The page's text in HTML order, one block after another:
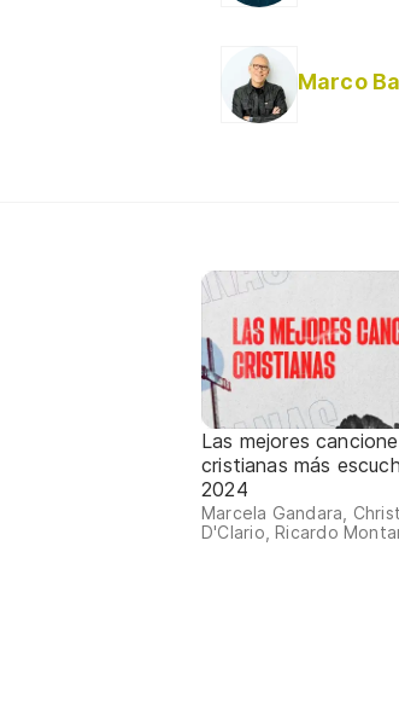
Marco
Las mejores
cristianas más
2024
Marcela Gandara,
D'Clario, Ricardo